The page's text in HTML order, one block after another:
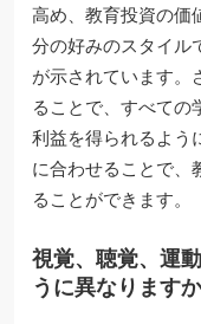
高め、教育投資の価
分の好みのスタイル
が示されています。
ることで、すべての
利益を得られるよう
に合わせることで、
ることができます。
視覚、聴覚、運
うに異なります